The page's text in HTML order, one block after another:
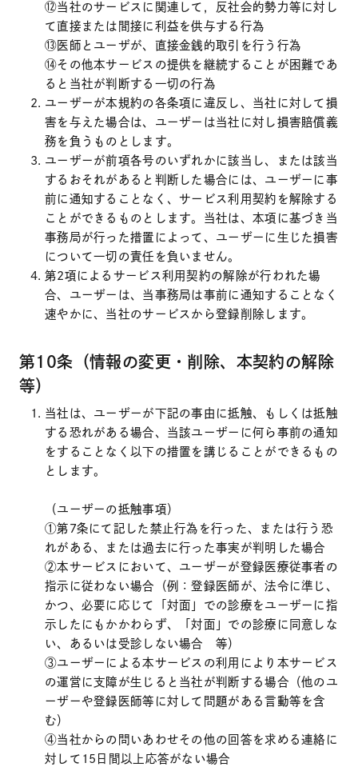
⑫当社のサービスに関連して，反社会的勢力等に対し
て直接または間接に利益を供与する行為
⑬医師とユーザが、直接金銭的取引を行う行為
⑭その他本サービスの提供を継続することが困難であ
ると当社が判断する一切の行為
ユーザーが本規約の各条項に違反し、当社に対して損
害を与えた場合は、ユーザーは当社に対し損害賠償義
務を負うものとします。
ユーザーが前項各号のいずれかに該当し、または該当
するおそれがあると判断した場合には、ユーザーに事
前に通知することなく、サービス利用契約を解除する
ことができるものとします。当社は、本項に基づき当
事務局が行った措置によって、ユーザーに生じた損害
について一切の責任を負いません。
第2項によるサービス利用契約の解除が行われた場
合、ユーザーは、当事務局は事前に通知することなく
速やかに、当社のサービスから登録削除します。
第10条（情報の変更・削除、本契約の解除
等）
当社は、ユーザーが下記の事由に抵触、もしくは抵触
する恐れがある場合、当該ユーザーに何ら事前の通知
をすることなく以下の措置を講じることができるもの
とします。
（ユーザーの抵触事項）
①第7条にて記した禁止行為を行った、または行う恐
れがある、または過去に行った事実が判明した場合
②本サービスにおいて、ユーザーが登録医療従事者の
指示に従わない場合（例：登録医師が、法令に準じ、
かつ、必要に応じて「対面」での診療をユーザーに指
示したにもかかわらず、「対面」での診療に同意しな
い、あるいは受診しない場合 等）
③ユーザーによる本サービスの利用により本サービス
の運営に支障が生じると当社が判断する場合（他のユ
ーザーや登録医師等に対して問題がある言動等を含
む）
④当社からの問いあわせその他の回答を求める連絡に
対して15日間以上応答がない場合